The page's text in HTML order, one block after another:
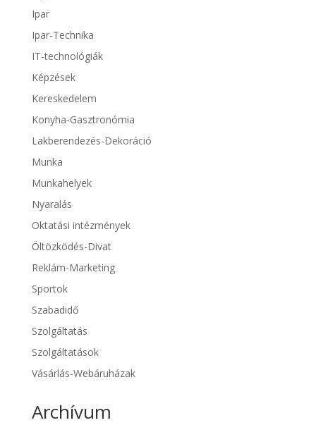
Ipar
Ipar-Technika
IT-technológiák
Képzések
Kereskedelem
Konyha-Gasztronómia
Lakberendezés-Dekoráció
Munka
Munkahelyek
Nyaralás
Oktatási intézmények
Öltözködés-Divat
Reklám-Marketing
Sportok
Szabadidő
Szolgáltatás
Szolgáltatások
Vásárlás-Webáruházak
Archívum